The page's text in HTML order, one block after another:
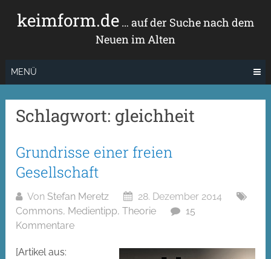
Inhaltkeimform.de… auf der Suche nach dem
Neuen im Alten
MENÜ
Schlagwort: gleichheit
Grundrisse einer freien
Gesellschaft
Von Stefan Meretz
28. Dezember 2014
Commons, Medientipp,Theorie
15
Kommentare
[Artikel aus: